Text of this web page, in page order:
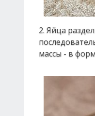
2. Яйца
массы - в